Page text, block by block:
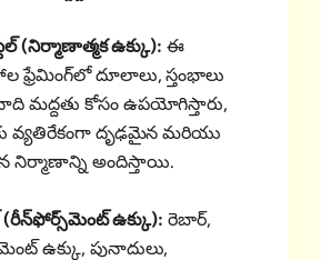
(నిర్మాణాత్మక ఉక్కు): ఈ
ఫ్రేమింగ్‌లో దూలాలు, స్తంభాలు
మద్దతు కోసం ఉపయోగిస్తారు,
వ్యతిరేకంగా దృఢమైన మరియు
నిర్మాణాన్ని అందిస్తాయి.
(రీన్‌ఫోర్స్‌మెంట్ ఉక్కు): రెబార్,
ఉక్కు, పునాదులు,